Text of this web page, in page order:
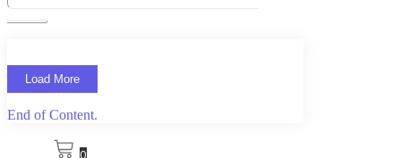
Load More
End of Content.
0